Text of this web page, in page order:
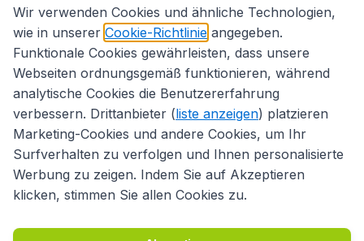
Internationale Webseiten
Wir verwenden Cookies und ähnliche Technologien,
wie in unserer Cookie-Richtlinie angegeben.
Funktionale Cookies gewährleisten, dass unsere
Webseiten ordnungsgemäß funktionieren, während
analytische Cookies die Benutzererfahrung
verbessern. Drittanbieter (liste anzeigen) platzieren
Marketing-Cookies und andere Cookies, um Ihr
Surfverhalten zu verfolgen und Ihnen personalisierte
Werbung zu zeigen. Indem Sie auf Akzeptieren
klicken, stimmen Sie allen Cookies zu.